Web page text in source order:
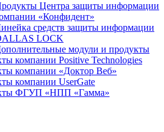
Центра защиты информации
«Конфидент»
средств защиты информации
LOCK
модули и продукты
компании Positive Technologies
компании «Доктор Веб»
компании UserGate
ФГУП «НПП «Гамма»